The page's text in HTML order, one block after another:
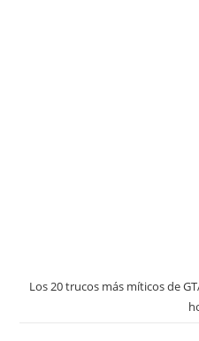
Los 20 trucos más míticos de